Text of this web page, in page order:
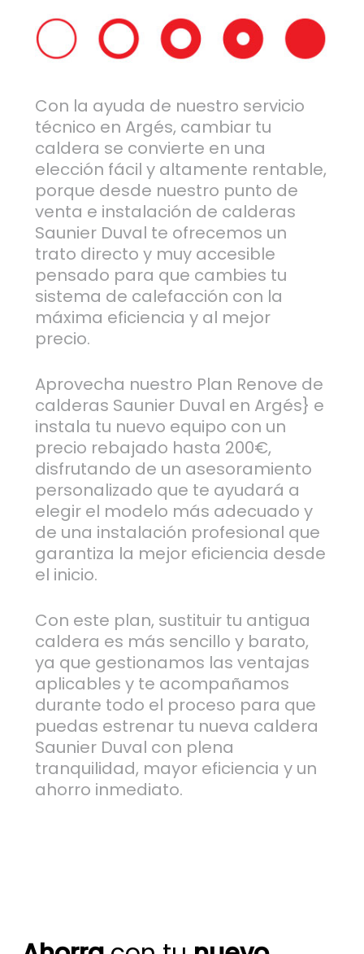
Con la ayuda de nuestro servicio
técnico en Argés, cambiar tu
caldera se convierte en una
elección fácil y altamente rentable,
porque desde nuestro punto de
venta e instalación de calderas
Saunier Duval te ofrecemos un
trato directo y muy accesible
pensado para que cambies tu
sistema de calefacción con la
máxima eficiencia y al mejor
precio.
Aprovecha nuestro Plan Renove de
calderas Saunier Duval en Argés} e
instala tu nuevo equipo con un
precio rebajado hasta 200€,
disfrutando de un asesoramiento
personalizado que te ayudará a
elegir el modelo más adecuado y
de una instalación profesional que
garantiza la mejor eficiencia desde
el inicio.
Con este plan, sustituir tu antigua
caldera es más sencillo y barato,
ya que gestionamos las ventajas
aplicables y te acompañamos
durante todo el proceso para que
puedas estrenar tu nueva caldera
Saunier Duval con plena
tranquilidad, mayor eficiencia y un
ahorro inmediato.